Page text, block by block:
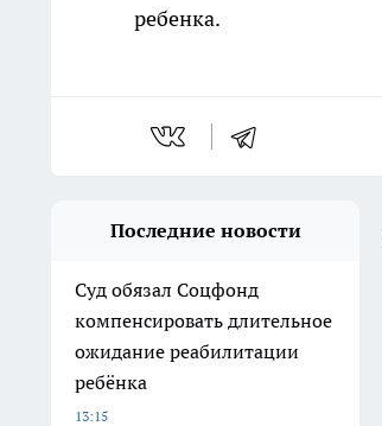
ребенка.
Последние новости
Суд обязал Соцфонд
компенсировать длительное
ожидание реабилитации
ребёнка
13:15